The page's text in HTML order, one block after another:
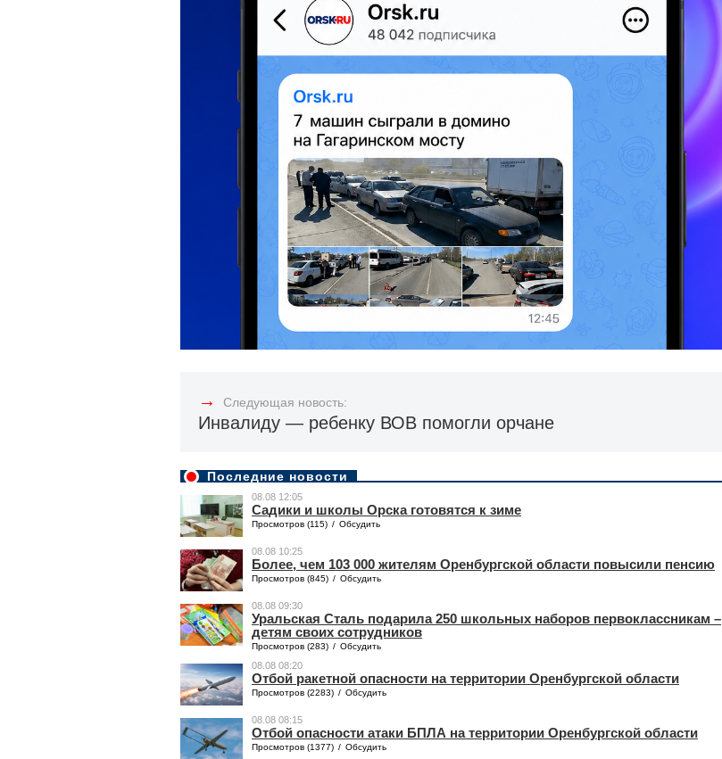
→ Следующая новость:
Инвалиду — ребенку ВОВ помогли орчане
Последние новости
08.08 12:05
Садики и школы Орска готовятся к зиме
Просмотров (115) / Обсудить
08.08 10:25
Более, чем 103 000 жителям Оренбургской области повысили пенсию
Просмотров (845) / Обсудить
08.08 09:30
Уральская Сталь подарила 250 школьных наборов первоклассникам –
детям своих сотрудников
Просмотров (283) / Обсудить
08.08 08:20
Отбой ракетной опасности на территории Оренбургской области
Просмотров (2283) / Обсудить
08.08 08:15
Отбой опасности атаки БПЛА на территории Оренбургской области
Просмотров (1377) / Обсудить